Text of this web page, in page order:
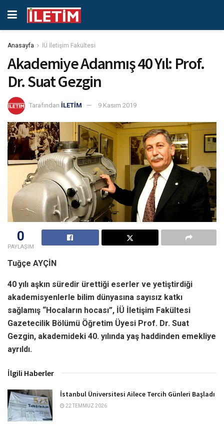
Anasayfa İÜ İletişim Fakültesi
Akademiye Adanmış 40 Yıl: Prof.
Dr. Suat Gezgin
Tarafından İLETİM 9 Kasım 2019
0
PAYLAŞIM
Tuğçe AYÇİN
40 yılı aşkın süredir ürettiği eserler ve yetiştirdiği
akademisyenlerle bilim dünyasına sayısız katkı
sağlamış “Hocaların hocası”, İÜ İletişim Fakültesi
Gazetecilik Bölümü Öğretim Üyesi Prof. Dr. Suat
Gezgin, akademideki 40. yılında yaş haddinden emekliye
ayrıldı.
İlgili Haberler
İstanbul Üniversitesi Ailece Tercih Günleri Başladı
22 TEMMUZ 2026